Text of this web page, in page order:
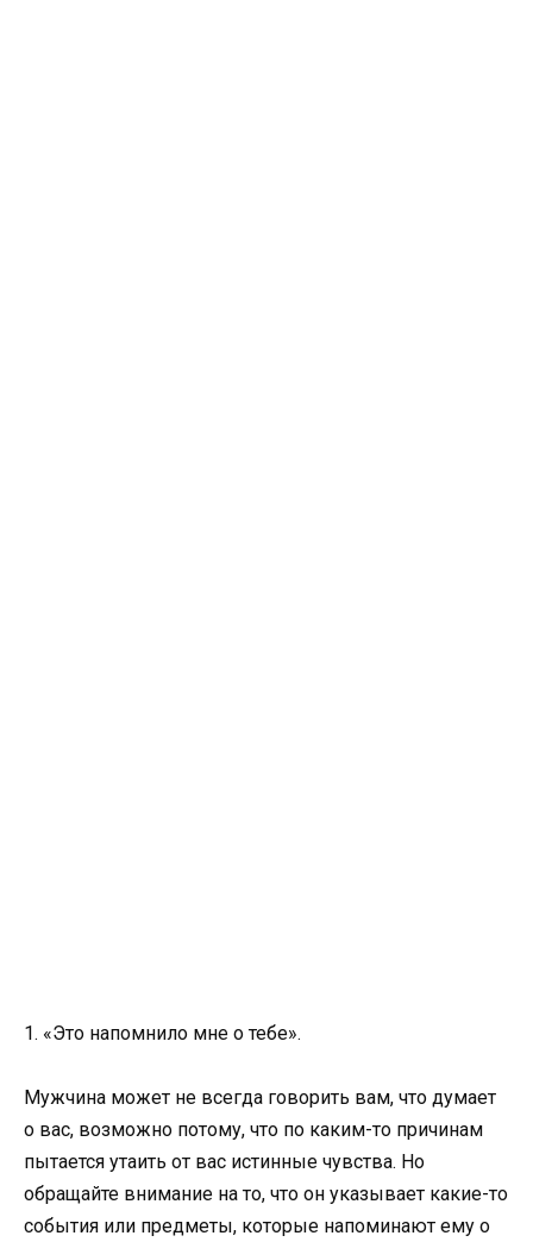
1. «Это напомнило мне о тебе».
Мужчина может не всегда говорить вам, что думает
о вас, возможно потому, что по каким-то причинам
пытается утаить от вас истинные чувства. Но
обращайте внимание на то, что он указывает какие-то
события или предметы, которые напоминают ему о